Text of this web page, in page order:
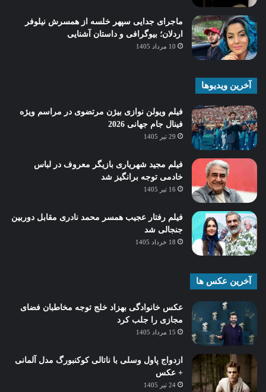
ماجرای جدایی سپهر خلسه از همسرش نیلوفر
اردلان؛ بیوگرافی و داستان آشنایی
10 مرداد 1405
آخرین ویدیوها
فیلم ویولن نوازی بیژن مرتضوی در مراسم ویژه
فینال جام جهانی 2026
29 تیر 1405
فیلم مجید شهریاری بازیگر معروف در لباس
خادمی توجه برانگیز شد
16 تیر 1405
فیلم رفتار عجیب همسر محمد نادری مقابل دوربین
جنجالی شد
18 خرداد 1405
آخرین عکس ها
عکس خانوادگی بهزاد خلج توجه مخاطبان فضای
مجازی را جلب کرد
15 مرداد 1405
ازدواج پاول وسلی با ناتالی کوکنبورگ مدل آلمانی
+ عکس
24 تیر 1405